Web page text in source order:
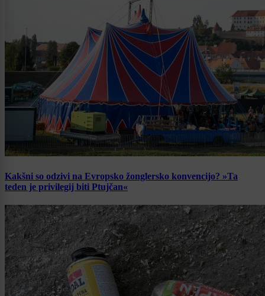
Kakšni so odzivi na Evropsko žonglersko konvencijo? »Ta
teden je privilegij biti Ptujčan«